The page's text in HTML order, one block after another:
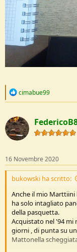
R
c
t
i
o
s
:
cimabue99
16 Novembre 2020
bukowski ha scritto:
Anche il mio Marttiini
ha solo intagliato
della pasquetta.
Acquistato nel '94 mi
giorni , di punta su
Mattonella